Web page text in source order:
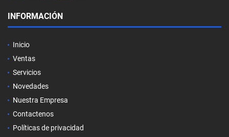
INFORMACIÓN
Inicio
Ventas
Servicios
Novedades
Nuestra Empresa
Contactenos
Políticas de privacidad